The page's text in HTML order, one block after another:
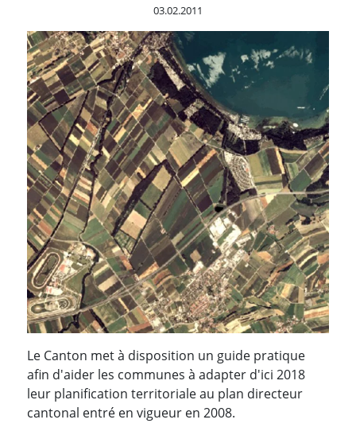
Publié le
03.02.2011
Le Canton met à disposition un guide pratique
afin d'aider les communes à adapter d'ici 2018
leur planification territoriale au plan directeur
cantonal entré en vigueur en 2008.